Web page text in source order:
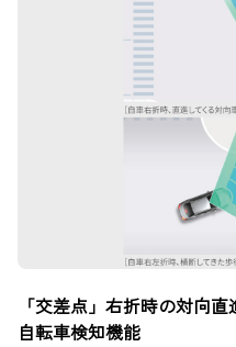
「交差点」右折時の対向
自転車検知機能